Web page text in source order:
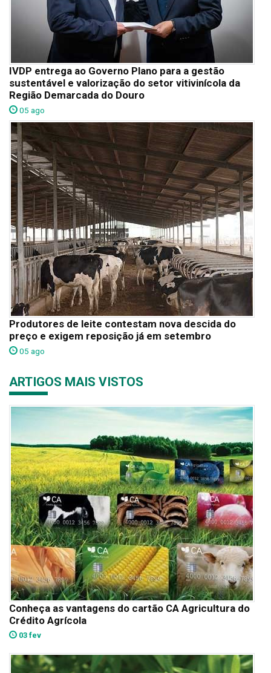
IVDP entrega ao Governo Plano para a gestão
sustentável e valorização do setor vitivinícola da
Região Demarcada do Douro
05 ago
Produtores de leite contestam nova descida do
preço e exigem reposição já em setembro
05 ago
ARTIGOS MAIS VISTOS
Conheça as vantagens do cartão CA Agricultura do
Crédito Agrícola
03 fev